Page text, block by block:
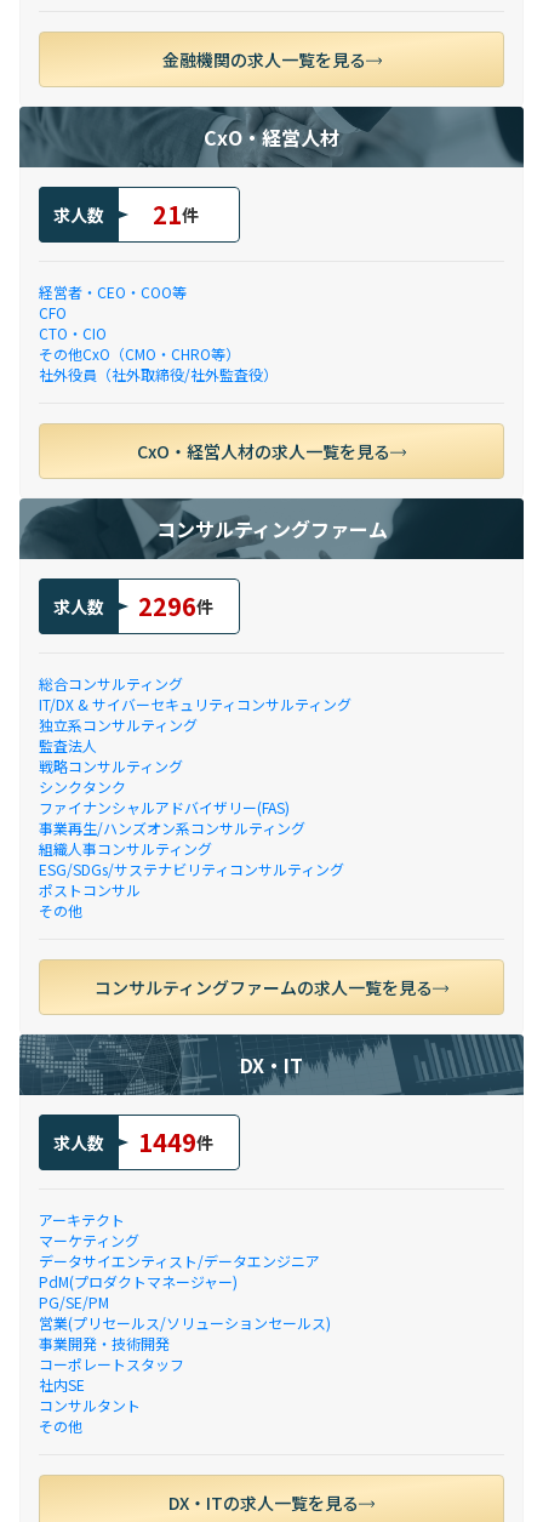
金融機関の求人一覧を見る
CxO・経営人材
求人数 21件
経営者・CEO・COO等
CFO
CTO・CIO
その他CxO（CMO・CHRO等）
社外役員（社外取締役/社外監査役）
CxO・経営人材の求人一覧を見る
コンサルティングファーム
求人数 2296件
総合コンサルティング
IT/DX & サイバーセキュリティコンサルティング
独立系コンサルティング
監査法人
戦略コンサルティング
シンクタンク
ファイナンシャルアドバイザリー(FAS)
事業再生/ハンズオン系コンサルティング
組織人事コンサルティング
ESG/SDGs/サステナビリティコンサルティング
ポストコンサル
その他
コンサルティングファームの求人一覧を見る
DX・IT
求人数 1449件
アーキテクト
マーケティング
データサイエンティスト/データエンジニア
PdM(プロダクトマネージャー)
PG/SE/PM
営業(プリセールス/ソリューションセールス)
事業開発・技術開発
コーポレートスタッフ
社内SE
コンサルタント
その他
DX・ITの求人一覧を見る